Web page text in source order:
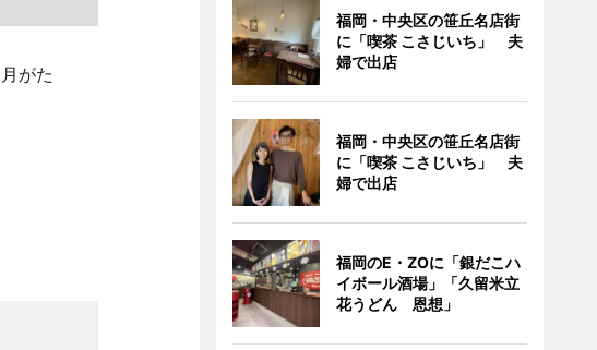
がた
福岡・中央区の笹丘名店街
に「喫茶 こさじいち」 夫
婦で出店
福岡・中央区の笹丘名店街
に「喫茶 こさじいち」 夫
婦で出店
福岡のE・ZOに「銀だこハ
イボール酒場」「久留米立
花うどん 恩想」